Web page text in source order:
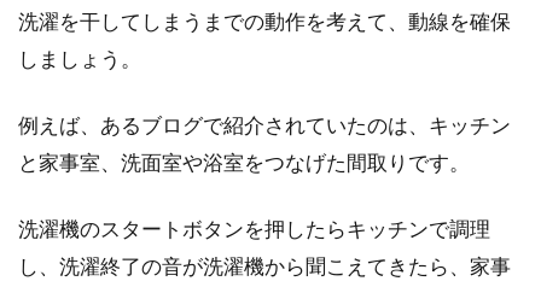
洗濯を干してしまうまでの動作を考えて、動線を確保
しましょう。
例えば、あるブログで紹介されていたのは、キッチン
と家事室、洗面室や浴室をつなげた間取りです。
洗濯機のスタートボタンを押したらキッチンで調理
し、洗濯終了の音が洗濯機から聞こえてきたら、家事